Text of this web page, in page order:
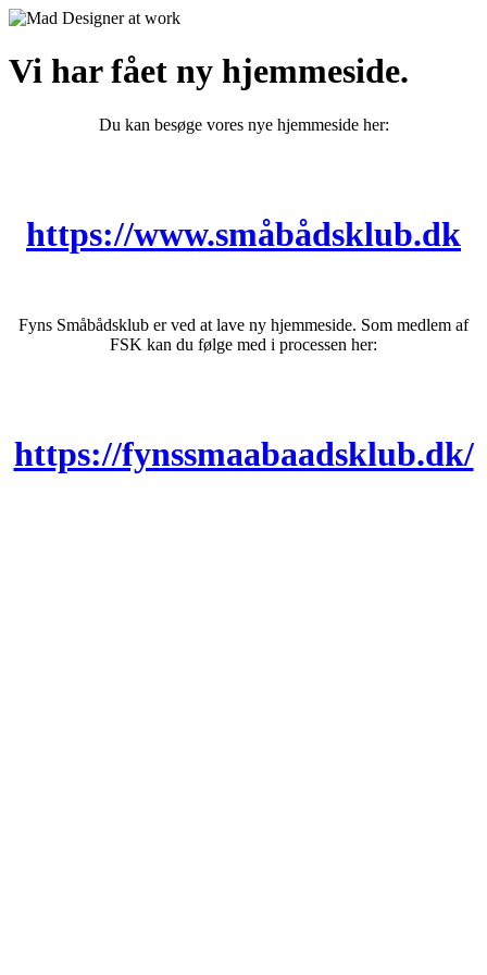
Vi har fået ny hjemmeside.
Du kan besøge vores nye hjemmeside her:
https://www.småbådsklub.dk
Fyns Småbådsklub er ved at lave ny hjemmeside. Som medlem af
FSK kan du følge med i processen her:
https://fynssmaabaadsklub.dk/